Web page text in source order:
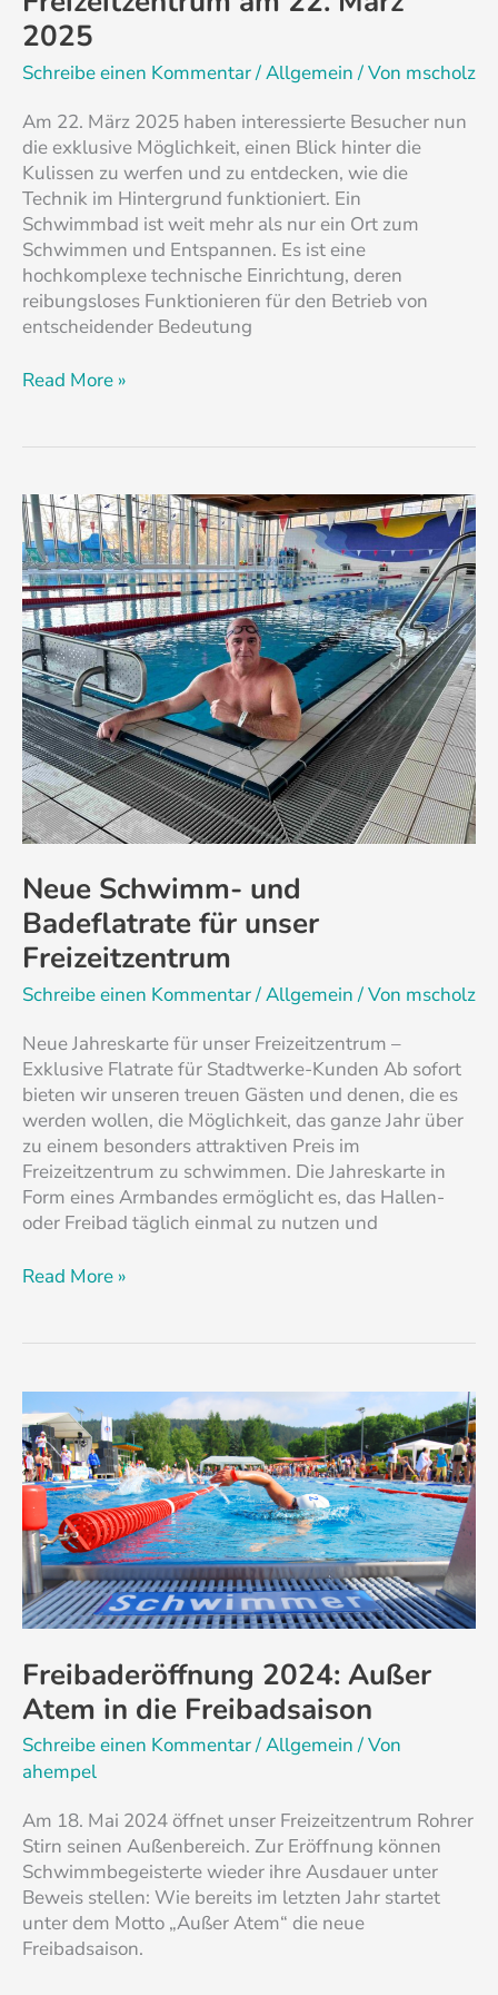
2025
Schreibe einen Kommentar/Allgemein / Von mscholz
Am 22. März 2025 haben interessierte Besucher nun
die exklusive Möglichkeit, einen Blick hinter die
Kulissen zu werfen und zu entdecken, wie die
Technik im Hintergrund funktioniert. Ein
Schwimmbad ist weit mehr als nur ein Ort zum
Schwimmen und Entspannen. Es ist eine
hochkomplexe technische Einrichtung, deren
reibungsloses Funktionieren für den Betrieb von
entscheidender Bedeutung
Read More »
Neue Schwimm- und
Badeflatrate für unser
Freizeitzentrum
Schreibe einen Kommentar/Allgemein / Von mscholz
Neue Jahreskarte für unser Freizeitzentrum –
Exklusive Flatrate für Stadtwerke-Kunden Ab sofort
bieten wir unseren treuen Gästen und denen, die es
werden wollen, die Möglichkeit, das ganze Jahr über
zu einem besonders attraktiven Preis im
Freizeitzentrum zu schwimmen. Die Jahreskarte in
Form eines Armbandes ermöglicht es, das Hallen-
oder Freibad täglich einmal zu nutzen und
Neue
Schwimm-
und
Badeflatrate
für
unser
Freizeitzentrum
Read More »
Freibaderöffnung 2024: Außer
Atem in die Freibadsaison
Schreibe einen Kommentar/Allgemein/ Von
ahempel
Am 18. Mai 2024 öffnet unser Freizeitzentrum Rohrer
Stirn seinen Außenbereich. Zur Eröffnung können
Schwimmbegeisterte wieder ihre Ausdauer unter
Beweis stellen: Wie bereits im letzten Jahr startet
unter dem Motto „Außer Atem“ die neue
Freibadsaison.
Freibaderöffnung
2024:
Außer
Atem
in
die
Freibadsaison